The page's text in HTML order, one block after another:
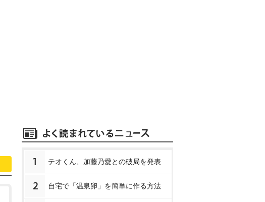
1 テオくん、加藤乃愛との破局を発表
2 自宅で「温泉卵」を簡単に作る方法